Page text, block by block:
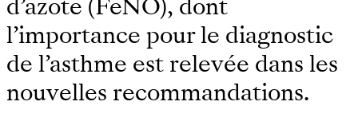
l’importance pour le diagnostic
de l’asthme est relevée dans les
nouvelles recommandations.